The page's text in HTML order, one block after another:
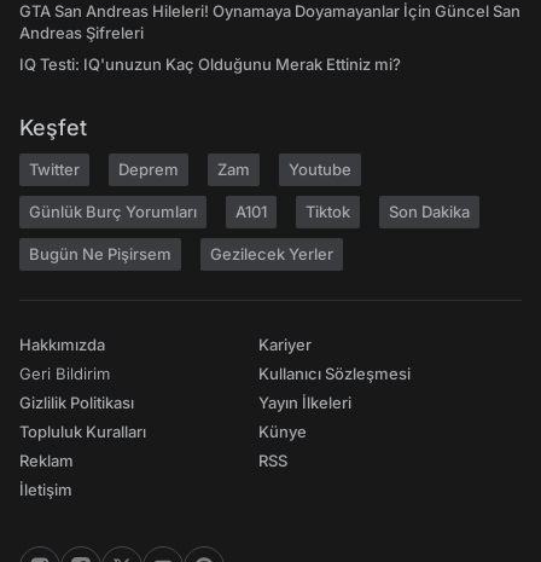
GTA San Andreas Hileleri! Oynamaya Doyamayanlar İçin Güncel San
Andreas Şifreleri
IQ Testi: IQ'unuzun Kaç Olduğunu Merak Ettiniz mi?
Keşfet
Twitter Deprem Zam Youtube
Günlük Burç Yorumları A101 Tiktok Son Dakika
Bugün Ne Pişirsem Gezilecek Yerler
Hakkımızda
Geri Bildirim
Gizlilik Politikası
Topluluk Kuralları
Reklam
İletişim
Kariyer
Kullanıcı Sözleşmesi
Yayın İlkeleri
Künye
RSS